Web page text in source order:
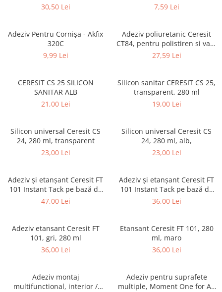
vopsele si lacuri
Pavele
Blocheti
Boltari finisati
Bordura piscina
Contratreapta
Jardiniere
Mobilier modular
Pervaz geam piatra compozita
Placi ceramice de exterior
30,50 Lei
7,59 Lei
Adeziv Pentru Cornișa - Akfix
320C
9,99 Lei
Adeziv poliuretanic Ceresit
CT84, pentru polistiren si vata
bazaltica, 850 ml
27,59 Lei
CERESIT CS 25 SILICON
SANITAR ALB
21,00 Lei
Silicon sanitar CERESIT CS 25,
transparent, 280 ml
19,00 Lei
Silicon universal Ceresit CS
24, 280 ml, transparent
23,00 Lei
Silicon universal Ceresit CS
24, 280 ml, alb,
23,00 Lei
Adeziv și etanșant Ceresit FT
101 Instant Tack pe bază de
polimeri 280 ml transparent
47,00 Lei
Adeziv și etanșant Ceresit FT
101 Instant Tack pe bază de
polimeri 280 ml negru
36,00 Lei
Adeziv etansant Ceresit FT
101, gri, 280 ml
36,00 Lei
Etansant Ceresit FT 101, 280
ml, maro
36,00 Lei
Adeziv montaj
multifunctional, interior /
Adeziv pentru suprafete
multiple, Moment One for All